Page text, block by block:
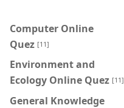
Computer Online
Quez [11]
Environment and
Ecology Online Quez [11]
General Knowledge